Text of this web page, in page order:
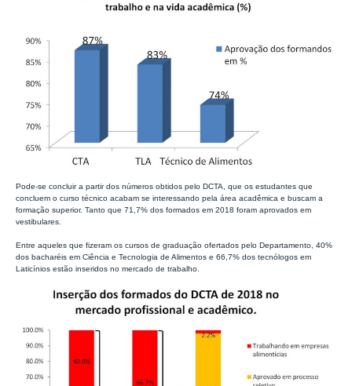
Pode-se concluir a partir dos números obtidos pelo DCTA, que os estudantes que
concluem o curso técnico acabam se interessando pela área acadêmica e buscam a
formação superior. Tanto que 71,7% dos formados em 2018 foram aprovados em
vestibulares.
Entre aqueles que fizeram os cursos de graduação ofertados pelo Departamento, 40%
dos bacharéis em Ciência e Tecnologia de Alimentos e 66,7% dos tecnólogos em
Laticínios estão inseridos no mercado de trabalho.